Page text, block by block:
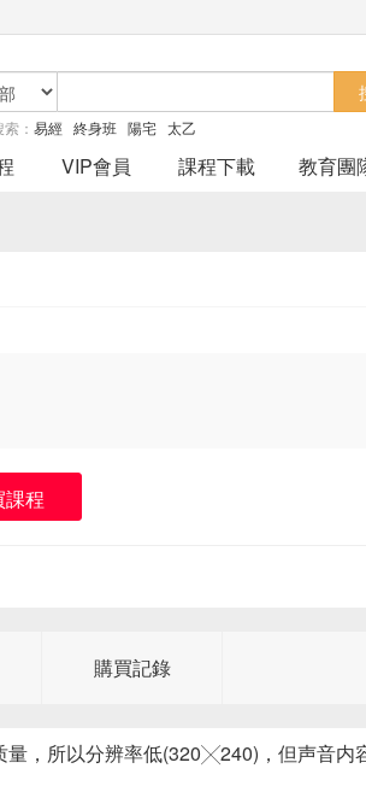
： 易經 終身班 陽宅 太乙
VIP會員 課程下載 教育團
課程
購買記錄
，所以分辨率低(320╳240)，但声音